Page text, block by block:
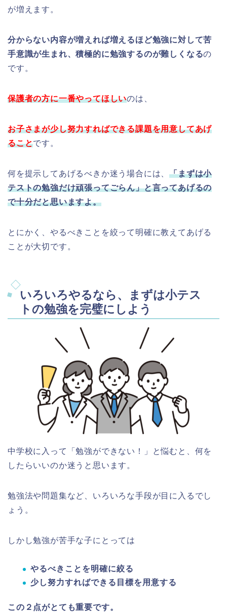
が増えます。
分からない内容が増えれば増えるほど勉強に対して苦
手意識が生まれ、積極的に勉強するのが難しくなるの
です。
保護者の方に一番やってほしいのは、
お子さまが少し努力すればできる課題を用意してあげ
ることです。
何を提示してあげるべきか迷う場合には、「まずは小
テストの勉強だけ頑張ってごらん」と言ってあげるの
で十分だと思いますよ。
とにかく、やるべきことを絞って明確に教えてあげる
ことが大切です。
いろいろやるなら、まずは小テス
トの勉強を完璧にしよう
中学校に入って「勉強ができない！」と悩むと、何を
したらいいのか迷うと思います。
勉強法や問題集など、いろいろな手段が目に入るでし
ょう。
しかし勉強が苦手な子にとっては
やるべきことを明確に絞る
少し努力すればできる目標を用意する
この２点がとても重要です。